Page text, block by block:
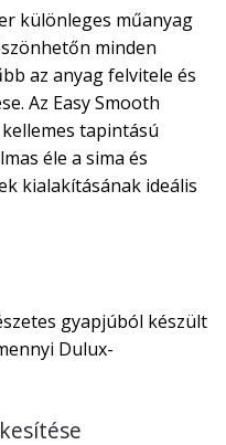
különleges műanyag
minden
az anyag felvitele és
Az Easy Smooth
tapintású
éle a sima és
kialakításának ideális
gyapjúból készült
Dulux-